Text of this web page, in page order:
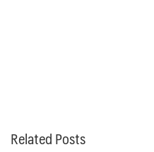
Related Posts